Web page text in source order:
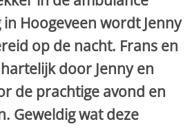
Hoogeveen wordt Jenny
op de nacht. Frans en
door Jenny en
de prachtige avond en
Geweldig wat deze